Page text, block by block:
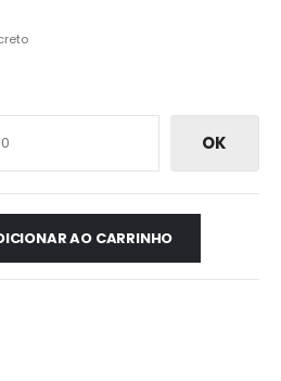
OK
AO CARRINHO